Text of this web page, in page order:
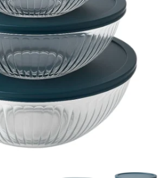
אחסון למטבח
סכינים
אפייה
קפה ותה
גיפט קארד
כלי בית
המותגים שלנו
מתנות לחנוכת בית